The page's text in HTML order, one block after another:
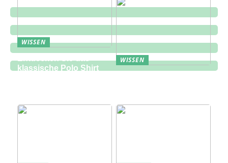
WISSEN
klassische Polo Shirt
WISSEN